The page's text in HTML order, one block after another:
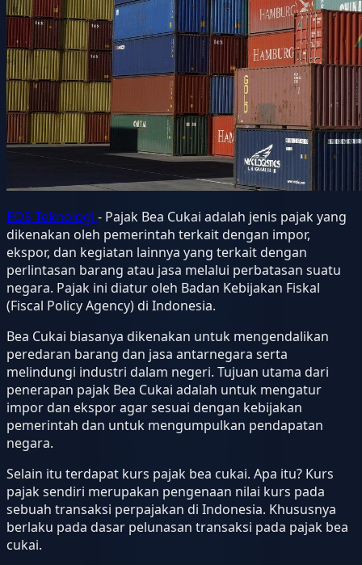
EOS Teknologi - Pajak Bea Cukai adalah jenis pajak yang
dikenakan oleh pemerintah terkait dengan impor,
ekspor, dan kegiatan lainnya yang terkait dengan
perlintasan barang atau jasa melalui perbatasan suatu
negara. Pajak ini diatur oleh Badan Kebijakan Fiskal
(Fiscal Policy Agency) di Indonesia.
Bea Cukai biasanya dikenakan untuk mengendalikan
peredaran barang dan jasa antarnegara serta
melindungi industri dalam negeri. Tujuan utama dari
penerapan pajak Bea Cukai adalah untuk mengatur
impor dan ekspor agar sesuai dengan kebijakan
pemerintah dan untuk mengumpulkan pendapatan
negara.
Selain itu terdapat kurs pajak bea cukai. Apa itu? Kurs
pajak sendiri merupakan pengenaan nilai kurs pada
sebuah transaksi perpajakan di Indonesia. Khususnya
berlaku pada dasar pelunasan transaksi pada pajak bea
cukai.